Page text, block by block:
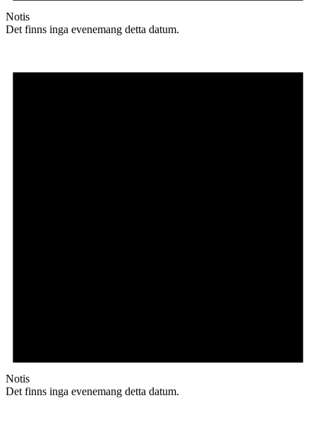
Notis
Det finns inga evenemang detta datum.
Notis
Det finns inga evenemang detta datum.